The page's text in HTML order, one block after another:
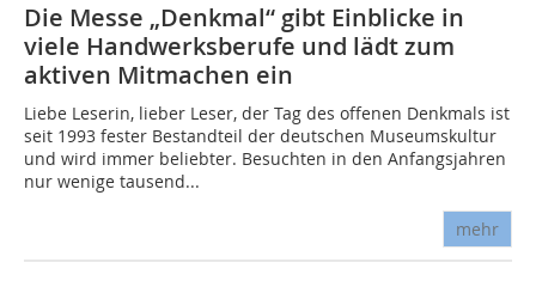
Die Messe „Denkmal“ gibt Einblicke in
viele Handwerksberufe und lädt zum
aktiven Mitmachen ein
Liebe Leserin, lieber Leser, der Tag des offenen Denkmals ist
seit 1993 fester Bestandteil der deutschen Museumskultur
und wird immer beliebter. Besuchten in den Anfangsjahren
nur wenige tausend...
mehr